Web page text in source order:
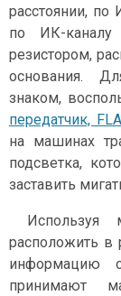
расстоянии, по
по ИК-каналу
резистором,
основания.
знаком,
передатчик,
на машинах
подсветка,
заставить
расположить в
информацию
принимают